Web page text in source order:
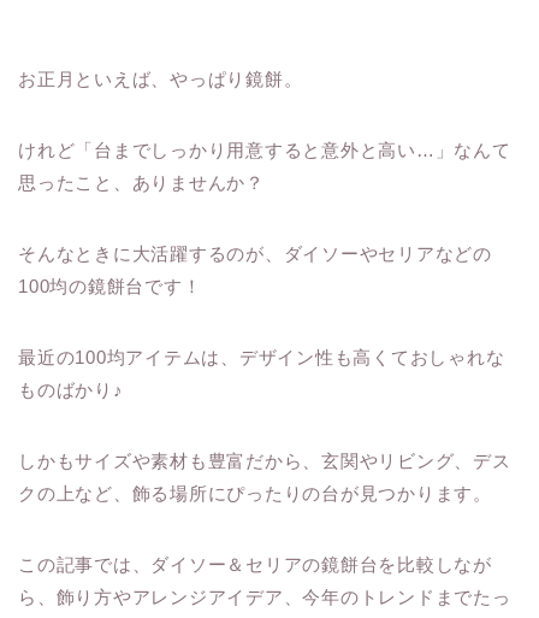
お正月といえば、やっぱり鏡餅。
けれど「台までしっかり用意すると意外と高い…」なんて
思ったこと、ありませんか？
そんなときに大活躍するのが、ダイソーやセリアなどの
100均の鏡餅台です！
最近の100均アイテムは、デザイン性も高くておしゃれな
ものばかり♪
しかもサイズや素材も豊富だから、玄関やリビング、デス
クの上など、飾る場所にぴったりの台が見つかります。
この記事では、ダイソー＆セリアの鏡餅台を比較しなが
ら、飾り方やアレンジアイデア、今年のトレンドまでたっ